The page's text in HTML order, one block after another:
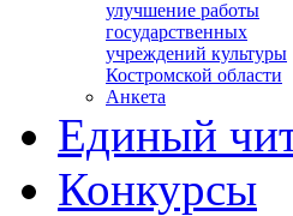
улучшение работы
государственных
учреждений культуры
Костромской области
Анкета
Единый
Конкурсы